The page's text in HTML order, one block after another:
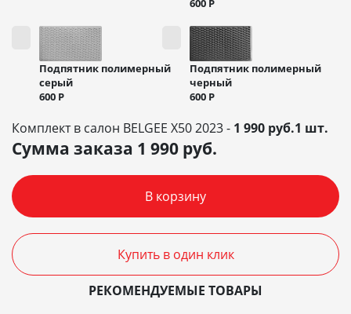
600 Р
Подпятник полимерный
серый
600 Р
Подпятник полимерный
черный
600 Р
Комплект в салон BELGEE X50 2023 - 1 990 руб.1 шт.
Сумма заказа 1 990 руб.
В корзину
Купить в один клик
РЕКОМЕНДУЕМЫЕ ТОВАРЫ